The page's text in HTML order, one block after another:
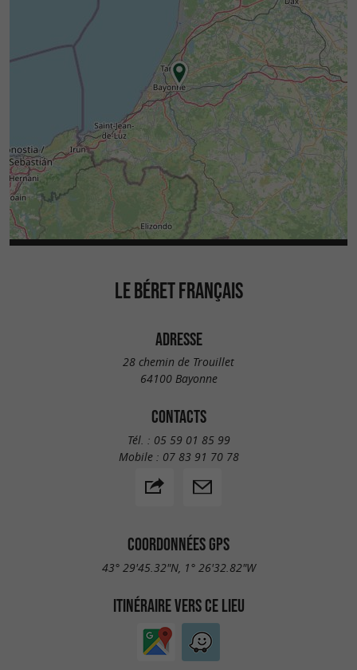
LE BÉRET FRANÇAIS
ADRESSE
28 chemin de Trouillet
64100 Bayonne
CONTACTS
Tél. : 05 59 01 85 99
Mobile : 07 83 91 70 78
COORDONNÉES GPS
43° 29'45.32"N, 1° 26'32.82"W
ITINÉRAIRE VERS CE LIEU